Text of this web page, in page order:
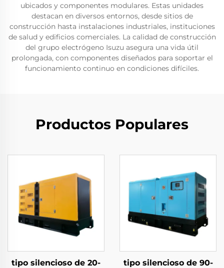
ubicados y componentes modulares. Estas unidades
destacan en diversos entornos, desde sitios de
construcción hasta instalaciones industriales, instituciones
de salud y edificios comerciales. La calidad de construcción
del grupo electrógeno Isuzu asegura una vida útil
prolongada, con componentes diseñados para soportar el
funcionamiento continuo en condiciones difíciles.
Productos Populares
tipo silencioso de 20-
tipo silencioso de 90-